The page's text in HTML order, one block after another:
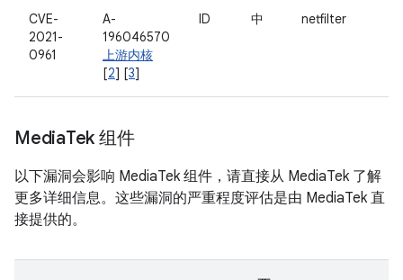
CVE-
2021-
0961
A-
196046570
上游内核
[2] [3]
ID 中 netfilter
MediaTek 组件
以下漏洞会影响 MediaTek 组件，请直接从 MediaTek 了解
更多详细信息。这些漏洞的严重程度评估是由 MediaTek 直
接提供的。